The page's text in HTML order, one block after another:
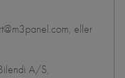
eller
A/S,